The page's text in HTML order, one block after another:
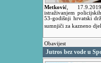
Metković
istraživanjem
53-godišnji hrvatski
sumnjiči za kazneno
Obavijest
Jutros bez vode u